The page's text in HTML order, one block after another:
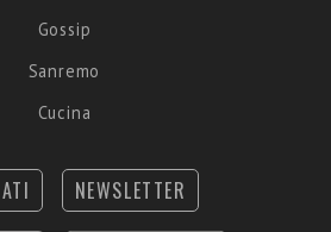
Gossip
Sanremo
Cucina
NEWSLETTER